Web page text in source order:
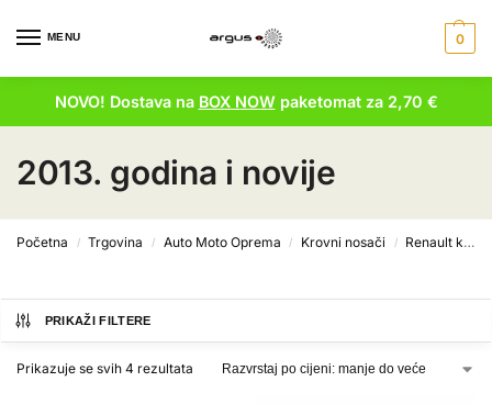
MENU 0
NOVO! Dostava na BOX NOWpaketomat za 2,70 €
2013. godina i novije
Početna / Trgovina / Auto Moto Oprema / Krovni nosači / Renault krovni nosači
PRIKAŽI FILTERE
Prikazuje se svih 4 rezultata